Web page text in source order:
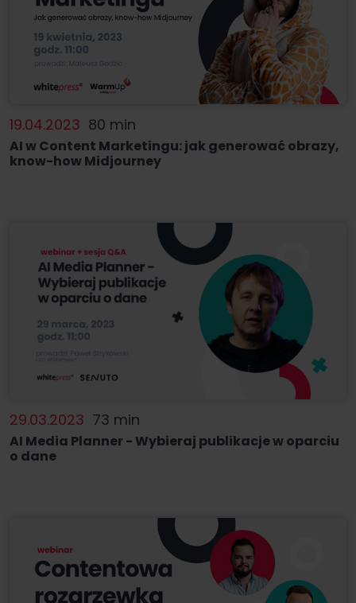
19.04.2023 80 min
AI w Content Marketingu: jak generować obrazy,
know-how Midjourney
29.03.2023 73 min
AI Media Planner - Wybieraj publikacje w oparciu
o dane